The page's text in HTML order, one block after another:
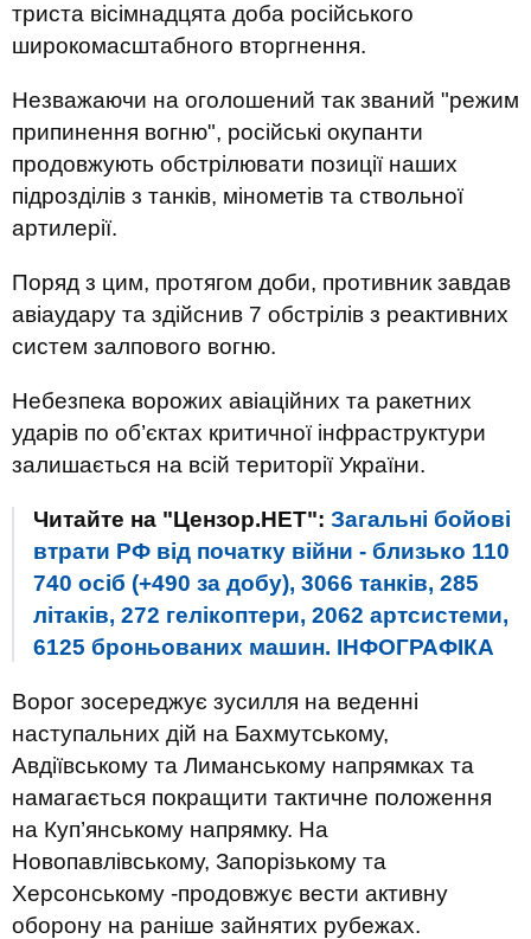
триста вісімнадцята доба російського
широкомасштабного вторгнення.
Незважаючи на оголошений так званий "режим
припинення вогню", російські окупанти
продовжують обстрілювати позиції наших
підрозділів з танків, мінометів та ствольної
артилерії.
Поряд з цим, протягом доби, противник завдав
авіаудару та здійснив 7 обстрілів з реактивних
систем залпового вогню.
Небезпека ворожих авіаційних та ракетних
ударів по об’єктах критичної інфраструктури
залишається на всій території України.
Читайте на "Цензор.НЕТ": Загальні бойові
втрати РФ від початку війни - близько 110
740 осіб (+490 за добу), 3066 танків, 285
літаків, 272 гелікоптери, 2062 артсистеми,
6125 броньованих машин. ІНФОГРАФІКА
Ворог зосереджує зусилля на веденні
наступальних дій на Бахмутському,
Авдіївському та Лиманському напрямках та
намагається покращити тактичне положення
на Куп’янському напрямку. На
Новопавлівському, Запорізькому та
Херсонському -продовжує вести активну
оборону на раніше зайнятих рубежах.